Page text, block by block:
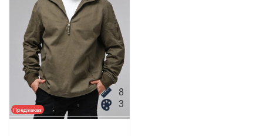
Предзаказ
8
3